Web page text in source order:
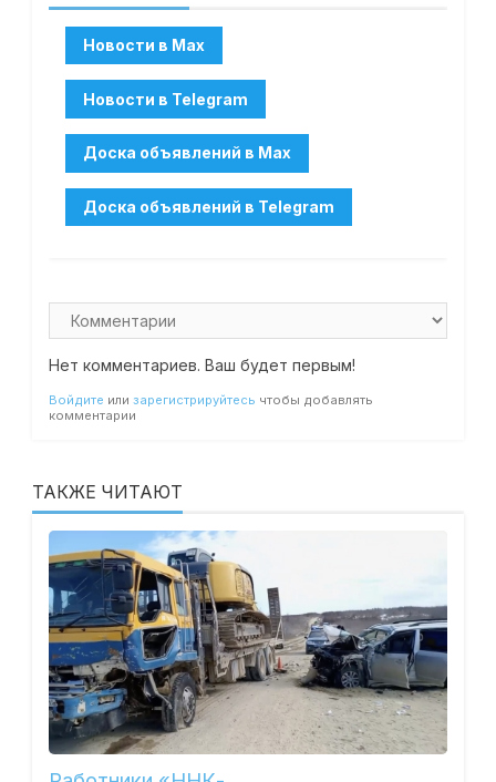
Нет комментариев. Ваш будет первым!
Войдите или зарегистрируйтесь чтобы добавлять
комментарии
ТАКЖЕ ЧИТАЮТ